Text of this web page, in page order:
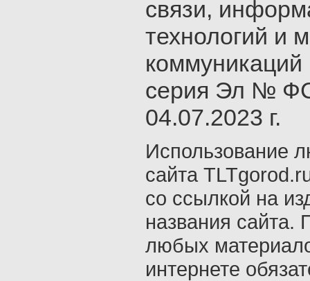
связи,
технологий и
серия Эл №
04.07.2023 г.
Использование
сайта
со ссылкой на
названия сайта.
любых
интернете